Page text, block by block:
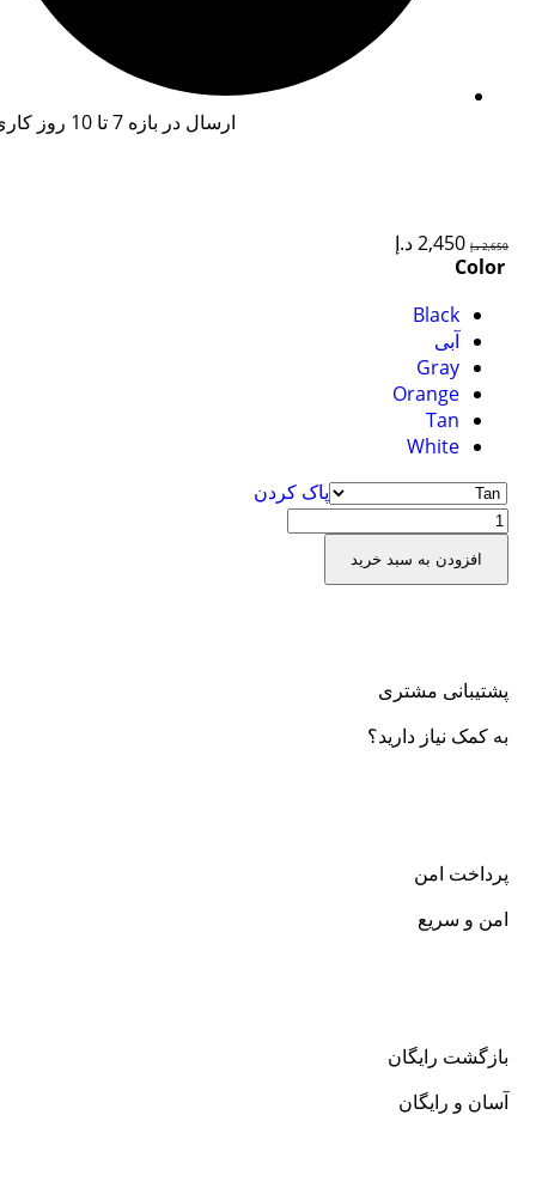
ارسال در بازه 7 تا 10 روز کاری
2,650د.إ 2,450د.إ
Color
Black
آبی
Gray
Orange
Tan
White
پاک کردن
افزودن به سبد خرید
پشتیبانی مشتری
به کمک نیاز دارید؟
پرداخت امن
امن و سریع
بازگشت رایگان
آسان و رایگان